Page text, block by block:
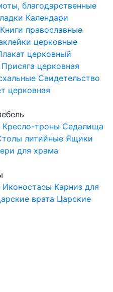
благодарственные
Календари
Книги православные
церковные
церковный
Присяга церковная
Свидетельство
церковная
Кресло-троны Седалища
литийные Ящики
для храма
Иконостасы Карниз для
врата Царские